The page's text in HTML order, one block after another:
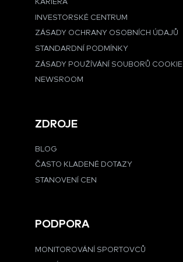
KARIÉRA
INVESTORSKÉ CENTRUM
ZÁSADY OCHRANY OSOBNÍCH ÚDAJŮ
STANDARDNÍ PODMÍNKY
ZÁSADY POUŽÍVÁNÍ SOUBORŮ COOKIE
NEWSROOM
ZDROJE
BLOG
ČASTO KLADENÉ DOTAZY
STANOVENÍ CEN
PODPORA
MONITOROVÁNÍ SPORTOVCŮ